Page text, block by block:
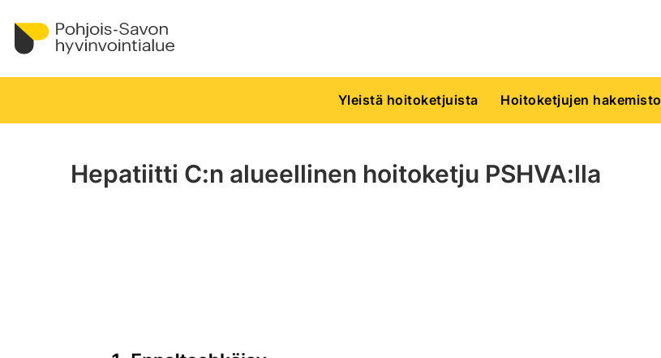
Yleistä hoitoketjuista Hoitoketjujen hakemisto
Hepatiitti C:n alueellinen hoitoketju PSHVA:lla